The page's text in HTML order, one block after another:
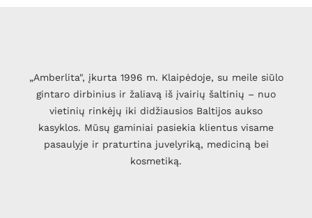
„Amberlita", įkurta 1996 m. Klaipėdoje, su meile siūlo
gintaro dirbinius ir žaliavą iš įvairių šaltinių – nuo
vietinių rinkėjų iki didžiausios Baltijos aukso
kasyklos. Mūsų gaminiai pasiekia klientus visame
pasaulyje ir praturtina juvelyriką, mediciną bei
kosmetiką.